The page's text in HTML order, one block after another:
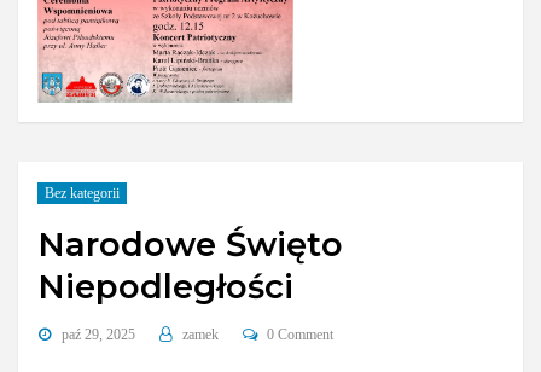
Bez kategorii
Narodowe Święto
Niepodległości
paź 29, 2025 zamek 0 Comment